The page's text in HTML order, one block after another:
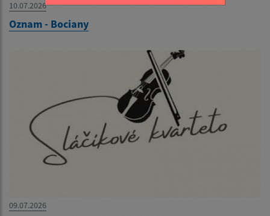
10.07.2026
Oznam - Bociany
09.07.2026